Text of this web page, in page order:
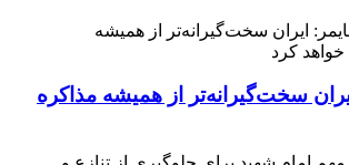
سخت‌گیرانه‌تر از همیشه مذاکره